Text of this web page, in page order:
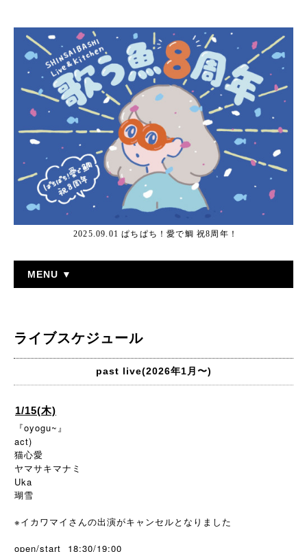
2025.09.01 ぱちぱち！愛で鯛 祝8周年！
MENU ▼
ライブスケジュール
past live(2026年1月〜)
1/15(木)
『oyogu~』
act)
猫心愛
ヤマサキマナミ
Uka
瑚雪
※イカワマイさんの出演がキャンセルとなりました
open/start 18:30/19:00